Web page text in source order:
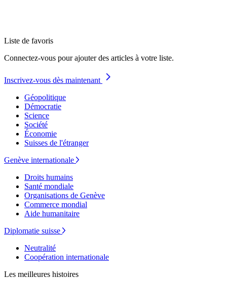
Liste de favoris
Connectez-vous pour ajouter des articles à votre liste.
Inscrivez-vous dès maintenant
Géopolitique
Démocratie
Science
Société
Économie
Suisses de l'étranger
Genève internationale
Droits humains
Santé mondiale
Organisations de Genève
Commerce mondial
Aide humanitaire
Diplomatie suisse
Neutralité
Coopération internationale
Les meilleures histoires